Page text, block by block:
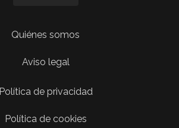
Quiénes somos
Aviso legal
Política de privacidad
Política de cookies